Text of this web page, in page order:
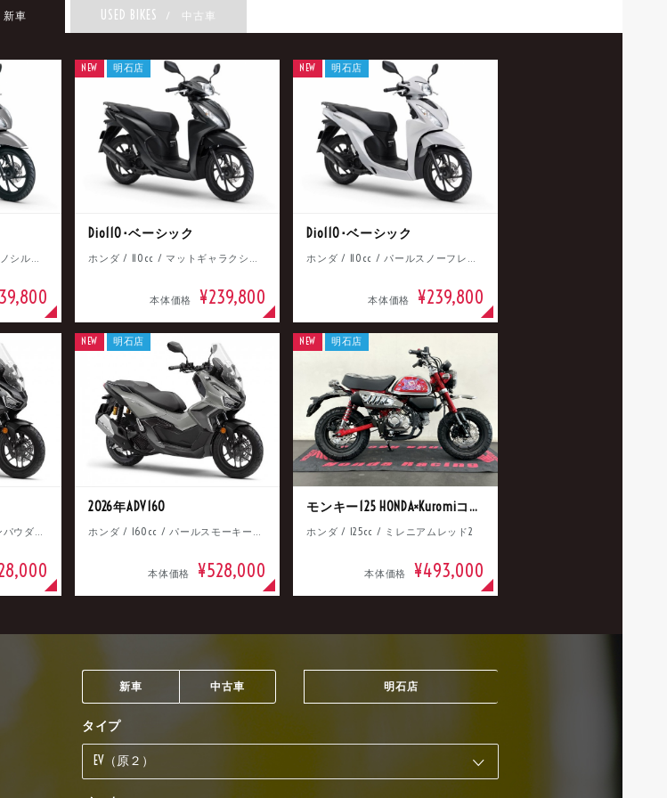
車 USED BIKES / 中古車
ホンダ / 110cc / マットテクノシルバーメタリック
Dio110･ベーシック
ホンダ / 110cc / マットギャラクシーブラックメタリック
本体価格 ¥239,800
NEW 明石店
Dio110･ベーシック
ホンダ / 110cc / パールスノーフレークホワイト
本体価格 ¥239,800
NEW 明石店
ホンダ / 160cc / マットガンパウダーブラックメタリック
2026年ADV160
ホンダ / 160cc / パールスモーキーグレー
本体価格 ¥528,000
NEW 明石店
モンキー125 HONDA×Kuromiコラボ
ホンダ / 125cc / ミレニアムレッド2
本体価格 ¥493,000
NEW 明石店
新車 中古車 明石店
タイプ